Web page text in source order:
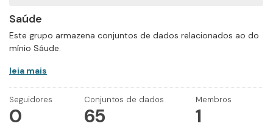
Saúde
Este grupo armazena conjuntos de dados relacionados ao do
mínio Sáude.
leia mais
Seguidores
0
Conjuntos de dados
65
Membros
1